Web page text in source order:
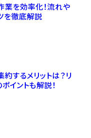
業を効率化！流れや
を徹底解説
するメリットは？リ
イントも解説！